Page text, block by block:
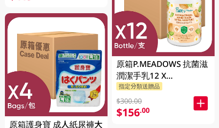
原箱護身寶 成人紙尿褲大
原箱P.MEADOWS 抗菌滋
潤潔手乳12 X
2P.MEADOWS GM
指定分類送贈品
$300.00
$156.00